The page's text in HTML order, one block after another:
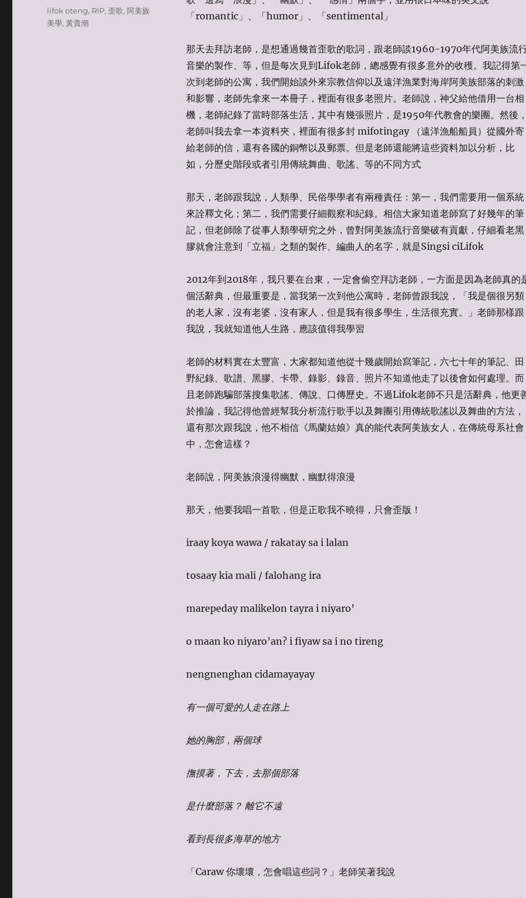
「romantic」、「humor」、「sentimental」
那天去拜訪老師，是想通過幾首歪歌的歌詞，跟老師談1960-1970年代阿美族流
音樂的製作、等，但是每次見到Lifok老師，總感覺有很多意外的收穫。我記得第
次到老師的公寓，我們開始談外來宗教信仰以及遠洋漁業對海岸阿美族部落的刺激
和影響，老師先拿來一本冊子，裡面有很多老照片。老師說，神父給他借用一台相
機，老師紀錄了當時部落生活，其中有幾張照片，是1950年代教會的樂團。然後
老師叫我去拿一本資料夾，裡面有很多封 mifotingay （遠洋漁船船員）從國外寄
給老師的信，還有各國的銅幣以及郵票。但是老師還能將這些資料加以分析，比
如，分歷史階段或者引用傳統舞曲、歌謠、等的不同方式
那天，老師跟我說，人類學、民俗學學者有兩種責任：第一，我們需要用一個系統
來詮釋文化；第二，我們需要仔細觀察和紀錄。相信大家知道老師寫了好幾年的筆
記，但老師除了從事人類學研究之外，曾對阿美族流行音樂破有貢獻，仔細看老黑
膠就會注意到「立福」之類的製作、編曲人的名字，就是Singsi ciLifok
2012年到2018年，我只要在台東，一定會偷空拜訪老師，一方面是因為老師真的
個活辭典，但最重要是，當我第一次到他公寓時，老師曾跟我說，「我是個很另類
的老人家，沒有老婆，沒有家人，但是我有很多學生，生活很充實。」老師那樣跟
我說，我就知道他人生路，應該值得我學習
老師的材料實在太豐富，大家都知道他從十幾歲開始寫筆記，六七十年的筆記、田
野紀錄、歌譜、黑膠、卡帶、錄影、錄音、照片不知道他走了以後會如何處理。而
且老師跑騙部落搜集歌謠、傳說、口傳歷史。不過Lifok老師不只是活辭典，他更
於推論，我記得他曾經幫我分析流行歌手以及舞團引用傳統歌謠以及舞曲的方法，
還有那次跟我說，他不相信《馬蘭姑娘》真的能代表阿美族女人，在傳統母系社會
中，怎會這樣？
老師說，阿美族浪漫得幽默，幽默得浪漫
那天，他要我唱一首歌，但是正歌我不曉得，只會歪版！
iraay koya wawa / rakatay sa i lalan
tosaay kia mali / falohang ira
marepeday malikelon tayra i niyaro’
o maan ko niyaro’an? i fiyaw sa i no tireng
nengnenghan cidamayayay
有一個可愛的人走在路上
她的胸部，兩個球
撫摸著，下去，去那個部落
是什麼部落？ 離它不遠
看到長很多海草的地方
「Caraw 你壞壞，怎會唱這些詞？」老師笑著我說
Tags
lifok oteng, RIP,歪歌,阿美族
美學,黃貴潮